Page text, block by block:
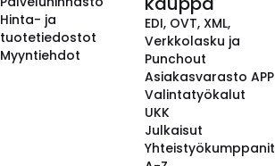
Hinta- ja
tuotetiedostot
Myyntiehdot
EDI, OVT, XML,
Verkkolasku ja
Punchout
Asiakasvarasto APP
Valintatyökalut
UKK
Julkaisut
Yhteistyökumppanit